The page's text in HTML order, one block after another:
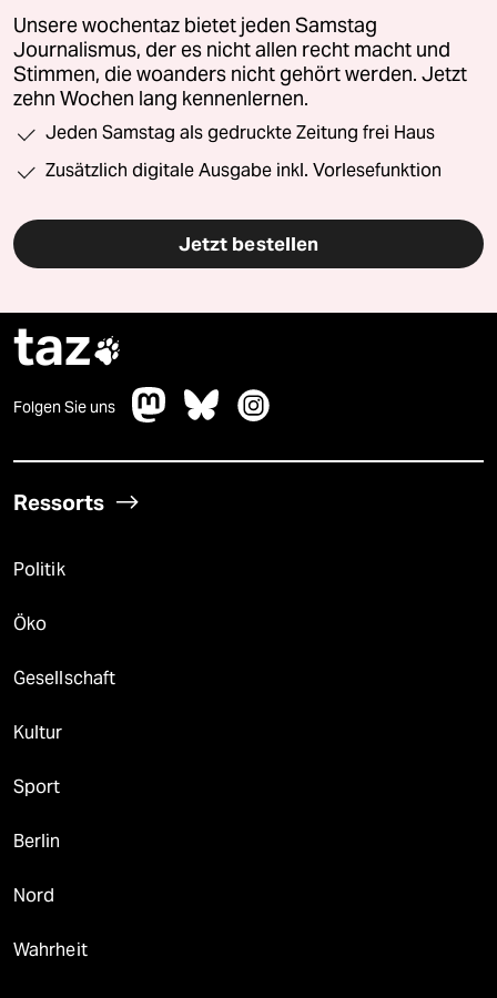
Unsere wochentaz bietet jeden Samstag
Journalismus, der es nicht allen recht macht und
Stimmen, die woanders nicht gehört werden. Jetzt
zehn Wochen lang kennenlernen.
Jeden Samstag als gedruckte Zeitung frei Haus
Zusätzlich digitale Ausgabe inkl. Vorlesefunktion
Jetzt bestellen
taz
Folgen Sie uns
Ressorts
Politik
Öko
Gesellschaft
Kultur
Sport
Berlin
Nord
Wahrheit